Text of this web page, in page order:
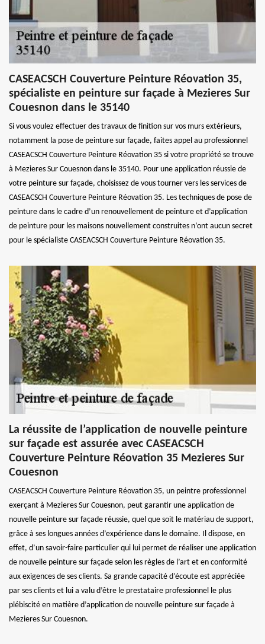
CASEACSCH Couverture Peinture Réovation 35,
spécialiste en peinture sur façade à Mezieres Sur
Couesnon dans le 35140
Si vous voulez effectuer des travaux de finition sur vos murs extérieurs,
notamment la pose de peinture sur façade, faites appel au professionnel
CASEACSCH Couverture Peinture Réovation 35 si votre propriété se trouve
à Mezieres Sur Couesnon dans le 35140. Pour une application réussie de
votre peinture sur façade, choisissez de vous tourner vers les services de
CASEACSCH Couverture Peinture Réovation 35. Les techniques de pose de
peinture dans le cadre d’un renouvellement de peinture et d’application
de peinture pour les maisons nouvellement construites n’ont aucun secret
pour le spécialiste CASEACSCH Couverture Peinture Réovation 35.
La réussite de l’application de nouvelle peinture
sur façade est assurée avec CASEACSCH
Couverture Peinture Réovation 35 Mezieres Sur
Couesnon
CASEACSCH Couverture Peinture Réovation 35, un peintre professionnel
exerçant à Mezieres Sur Couesnon, peut garantir une application de
nouvelle peinture sur façade réussie, quel que soit le matériau de support,
grâce à ses longues années d’expérience dans le domaine. Il dispose, en
effet, d’un savoir-faire particulier qui lui permet de réaliser une application
de nouvelle peinture sur façade selon les règles de l’art et en conformité
aux exigences de ses clients. Sa grande capacité d’écoute est appréciée
par ses clients et lui a valu d’être le prestataire professionnel le plus
plébiscité en matière d’application de nouvelle peinture sur façade à
Mezieres Sur Couesnon.